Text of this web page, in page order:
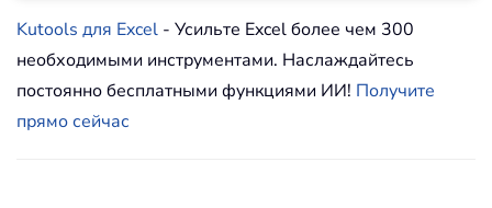
Kutools для Excel - Усильте Excel более чем 300
необходимыми инструментами. Наслаждайтесь
постоянно бесплатными функциями ИИ! Получите
прямо сейчас